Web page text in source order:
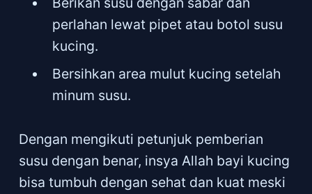
perlahan lewat pipet atau botol susu
kucing.
Bersihkan area mulut kucing setelah
minum susu.
Dengan mengikuti petunjuk pemberian
susu dengan benar, insya Allah bayi kucing
bisa tumbuh dengan sehat dan kuat meski